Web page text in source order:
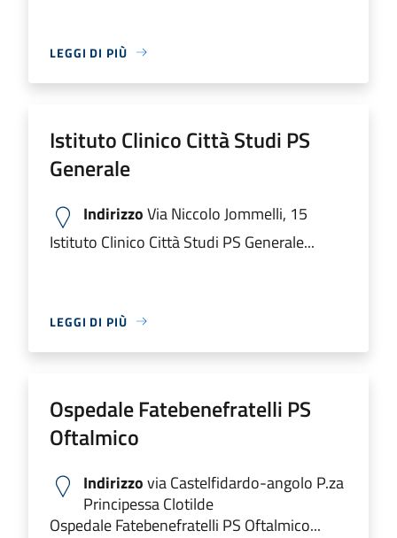
LEGGI DI PIÙ
Istituto Clinico Città Studi PS
Generale
IndirizzoVia Niccolo Jommelli, 15
Istituto Clinico Città Studi PS Generale...
LEGGI DI PIÙ
Ospedale Fatebenefratelli PS
Oftalmico
Indirizzovia Castelfidardo-angolo P.za
Principessa Clotilde
Ospedale Fatebenefratelli PS Oftalmico...